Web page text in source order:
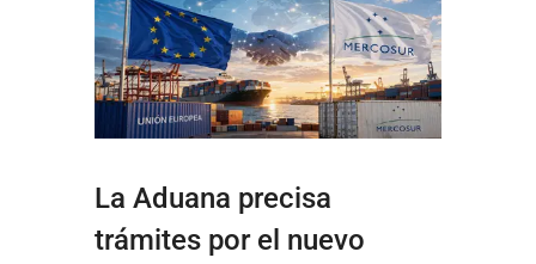
La Aduana precisa
trámites por el nuevo